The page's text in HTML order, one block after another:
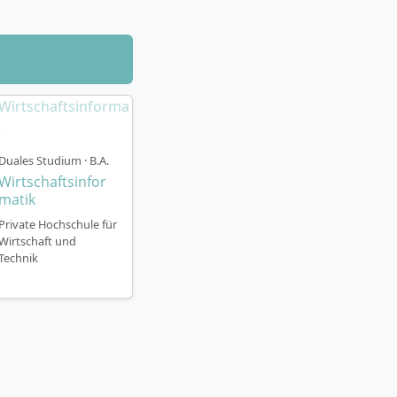
und
und
in
durch das
nicht
Duales Studium · B.A.
matik
Private Hochschule für
und